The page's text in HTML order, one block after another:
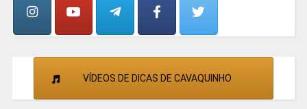
VÍDEOS DE DICAS DE CAVAQUINHO